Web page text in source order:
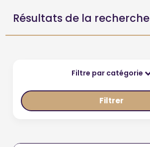
Résultats de la recherche
Filtre par catégorie
Filtrer